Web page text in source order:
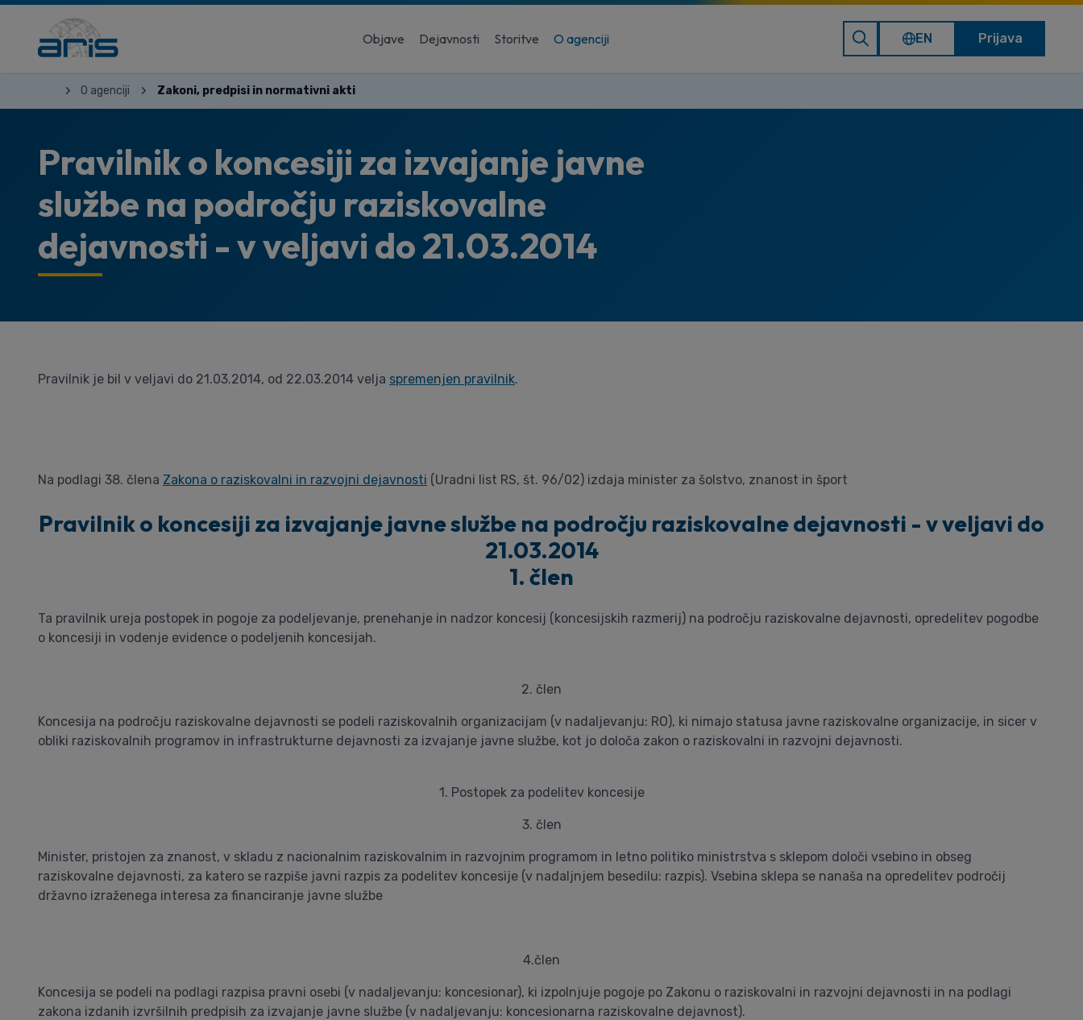
Objave Dejavnosti Storitve O agenciji EN Prijava
O agenciji Zakoni, predpisi in normativni akti
Pravilnik o koncesiji za izvajanje javne
službe na področju raziskovalne
dejavnosti - v veljavi do 21.03.2014
Pravilnik je bil v veljavi do 21.03.2014, od 22.03.2014 velja spremenjen pravilnik.
Na podlagi 38. člena Zakona o raziskovalni in razvojni dejavnosti (Uradni list RS, št. 96/02) izdaja minister za šolstvo, znanost in šport
Pravilnik o koncesiji za izvajanje javne službe na področju raziskovalne dejavnosti - v veljavi do
21.03.2014
1. člen
Ta pravilnik ureja postopek in pogoje za podeljevanje, prenehanje in nadzor koncesij (koncesijskih razmerij) na področju raziskovalne dejavnosti, opredelitev pogodbe
o koncesiji in vodenje evidence o podeljenih koncesijah.
2. člen
Koncesija na področju raziskovalne dejavnosti se podeli raziskovalnih organizacijam (v nadaljevanju: RO), ki nimajo statusa javne raziskovalne organizacije, in sicer v
obliki raziskovalnih programov in infrastrukturne dejavnosti za izvajanje javne službe, kot jo določa zakon o raziskovalni in razvojni dejavnosti.
1. Postopek za podelitev koncesije
3. člen
Minister, pristojen za znanost, v skladu z nacionalnim raziskovalnim in razvojnim programom in letno politiko ministrstva s sklepom določi vsebino in obseg
raziskovalne dejavnosti, za katero se razpiše javni razpis za podelitev koncesije (v nadaljnjem besedilu: razpis). Vsebina sklepa se nanaša na opredelitev področij
državno izraženega interesa za financiranje javne službe
4.člen
Koncesija se podeli na podlagi razpisa pravni osebi (v nadaljevanju: koncesionar), ki izpolnjuje pogoje po Zakonu o raziskovalni in razvojni dejavnosti in na podlagi
zakona izdanih izvršilnih predpisih za izvajanje javne službe (v nadaljevanju: koncesionarna raziskovalne dejavnost).